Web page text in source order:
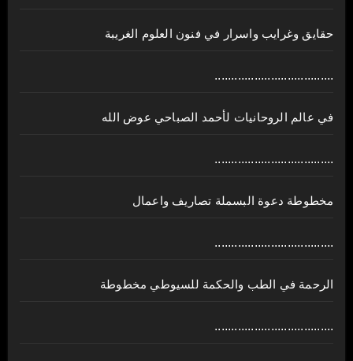
حقايق وغرايب واسرار في فنون العلوم الغريبة
....................................
في عالم الروحانيات لأحمد الصباحي عوض الله
....................................
مخطوطة دعوة البسملة تصاريف واعمال
....................................
الرحمة في الطب والحكمة للسيوطي مخطوطة
....................................